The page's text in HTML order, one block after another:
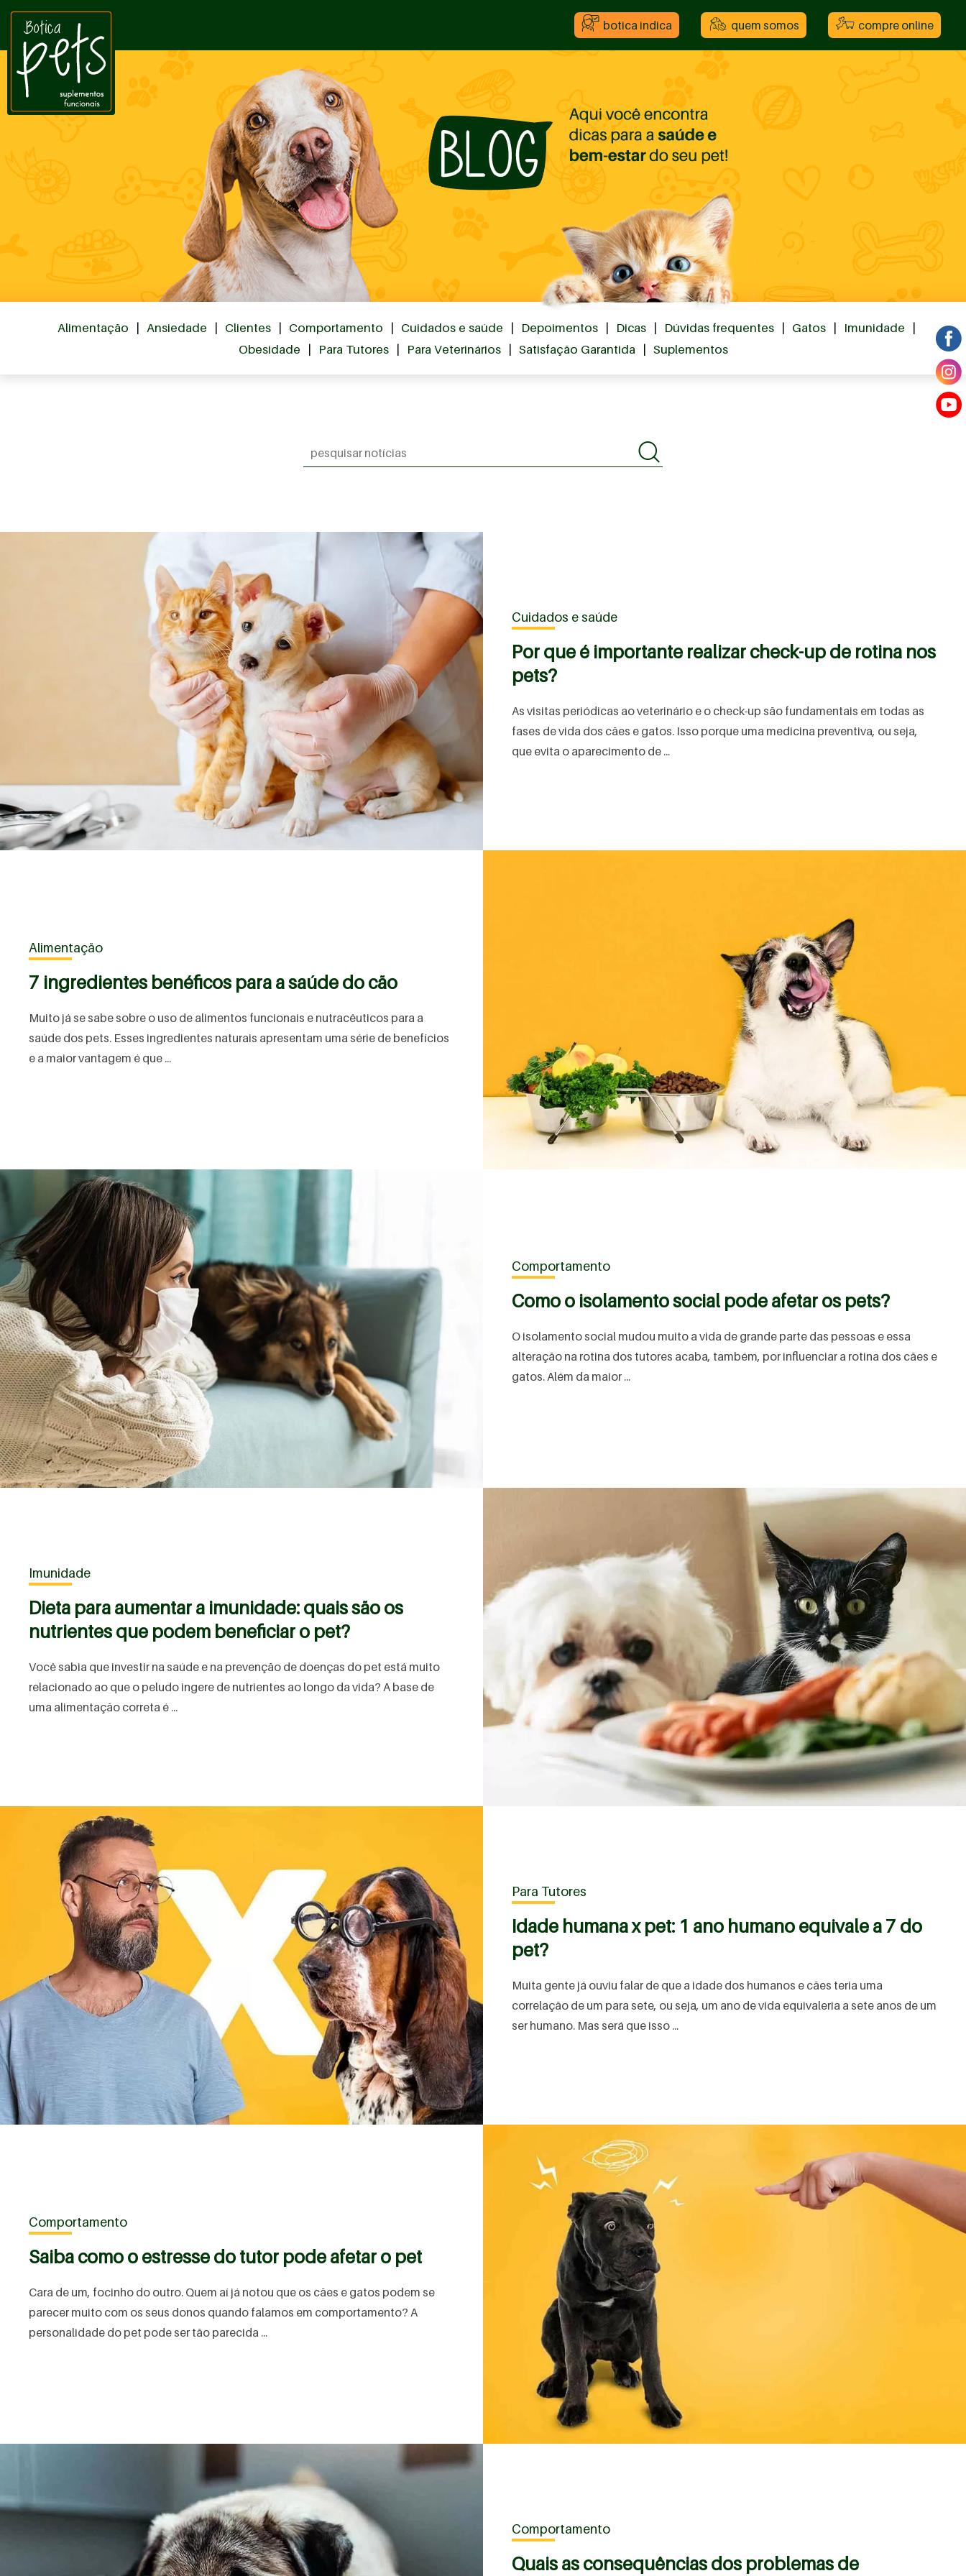
botica indica quem somos compre online
Alimentação Ansiedade Clientes Comportamento Cuidados e saúde Depoimentos Dicas Dúvidas frequentes Gatos Imunidade
Obesidade
Para Tutores Para Veterinários Satisfação Garantida Suplementos
Cuidados e saúde
Por que é importante realizar check-up de rotina nos
pets?
As visitas periódicas ao veterinário e o check-up são fundamentais em todas as
fases de vida dos cães e gatos. Isso porque uma medicina preventiva, ou seja,
que evita o aparecimento de ...
Alimentação
7 ingredientes benéficos para a saúde do cão
Muito já se sabe sobre o uso de alimentos funcionais e nutracêuticos para a
saúde dos pets. Esses ingredientes naturais apresentam uma série de benefícios
e a maior vantagem é que ...
Comportamento
Como o isolamento social pode afetar os pets?
O isolamento social mudou muito a vida de grande parte das pessoas e essa
alteração na rotina dos tutores acaba, também, por influenciar a rotina dos cães e
gatos. Além da maior ...
Imunidade
Dieta para aumentar a imunidade: quais são os
nutrientes que podem beneficiar o pet?
Você sabia que investir na saúde e na prevenção de doenças do pet está muito
relacionado ao que o peludo ingere de nutrientes ao longo da vida? A base de
uma alimentação correta é ...
Para Tutores
Idade humana x pet: 1 ano humano equivale a 7 do
pet?
Muita gente já ouviu falar de que a idade dos humanos e cães teria uma
correlação de um para sete, ou seja, um ano de vida equivaleria a sete anos de um
ser humano. Mas será que isso ...
Comportamento
Saiba como o estresse do tutor pode afetar o pet
Cara de um, focinho do outro. Quem aí já notou que os cães e gatos podem se
parecer muito com os seus donos quando falamos em comportamento? A
personalidade do pet pode ser tão parecida ...
Comportamento
Quais as consequências dos problemas de